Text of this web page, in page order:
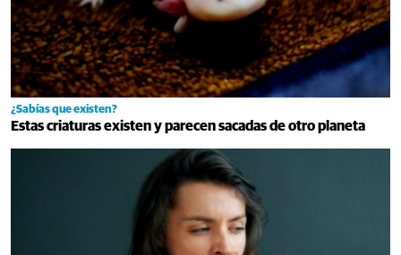
¿Sabías que existen?
Estas criaturas existen y parecen sacadas de otro planeta